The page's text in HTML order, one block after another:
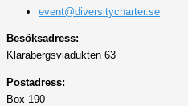
event@diversitycharter.se
Besöksadress:
Klarabergsviadukten 63
Postadress:
Box 190